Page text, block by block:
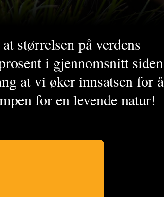
størrelsen på verdens
i gjennomsnitt siden
at vi øker innsatsen for å
for en levende natur!